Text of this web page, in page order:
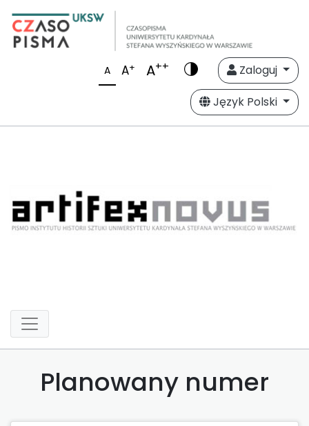
A A+ A++
Zaloguj
Język Polski
Planowany numer